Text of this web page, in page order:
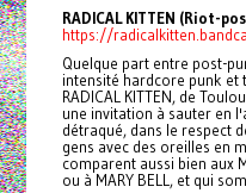
RADICAL KITTEN (Riot-
https://
Quelque part entre post-
intensité hardcore punk et
RADICAL KITTEN, de
une invitation à sauter en
détraqué, dans le respect
gens avec des oreilles en
comparent aussi bien aux
ou à MARY BELL, et qui